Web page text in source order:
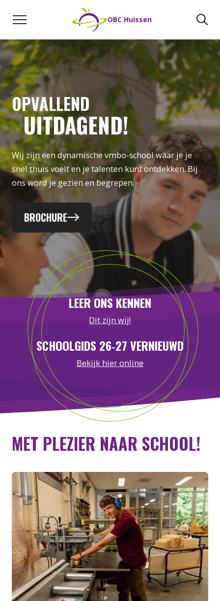
OBC Huissen
OBC HUISSEN
OPVALLEND
UITDAGEND!
Wij zijn een dynamische vmbo-school waar je je
snel thuis voelt en je talenten kunt ontdekken. Bij
ons word je gezien en begrepen.
BROCHURE
LEER ONS KENNEN
Dit zijn wij!
SCHOOLGIDS 26‑27 VERNIEUWD
Bekijk hier online
MET PLEZIER NAAR SCHOOL!